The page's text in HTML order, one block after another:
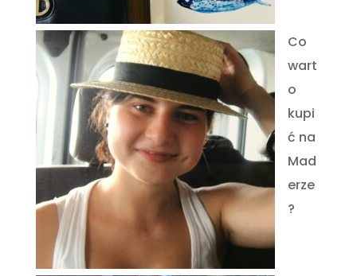
Co
wart
o
kupi
ć na
Mad
erze
?